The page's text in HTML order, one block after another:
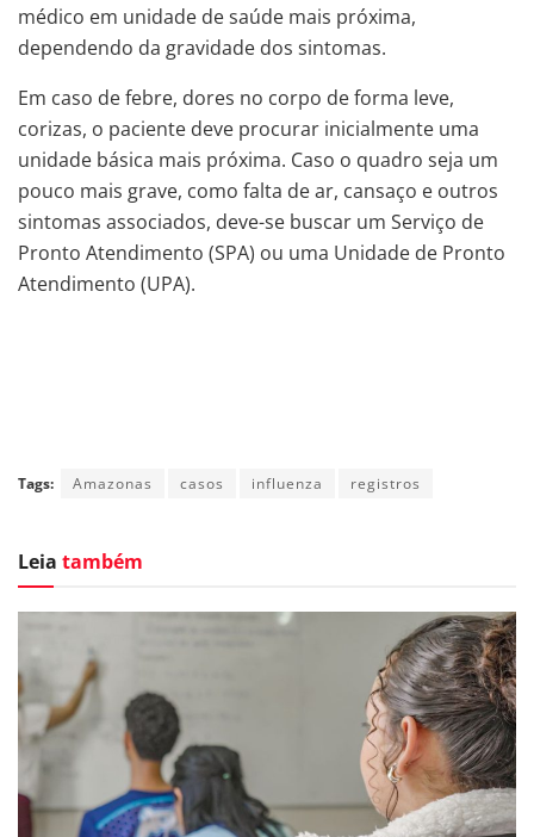
médico em unidade de saúde mais próxima,
dependendo da gravidade dos sintomas.
Em caso de febre, dores no corpo de forma leve,
corizas, o paciente deve procurar inicialmente uma
unidade básica mais próxima. Caso o quadro seja um
pouco mais grave, como falta de ar, cansaço e outros
sintomas associados, deve-se buscar um Serviço de
Pronto Atendimento (SPA) ou uma Unidade de Pronto
Atendimento (UPA).
Tags: Amazonas casos influenza registros
Leia também